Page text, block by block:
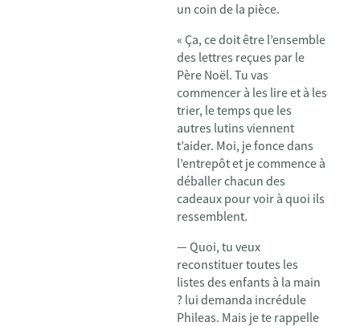
un coin de la pièce.
« Ça, ce doit être l’ensemble
des lettres reçues par le
Père Noël. Tu vas
commencer à les lire et à les
trier, le temps que les
autres lutins viennent
t’aider. Moi, je fonce dans
l’entrepôt et je commence à
déballer chacun des
cadeaux pour voir à quoi ils
ressemblent.
— Quoi, tu veux
reconstituer toutes les
listes des enfants à la main
? lui demanda incrédule
Phileas. Mais je te rappelle